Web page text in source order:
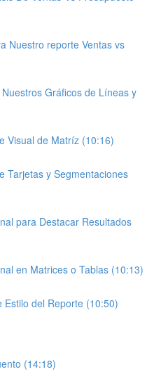
Nuestro reporte Ventas vs
Gráficos de Líneas y
Visual de Matríz (10:16)
Tarjetas y Segmentaciones
para Destacar Resultados
en Matrices o Tablas (10:13)
del Reporte (10:50)
(14:18)